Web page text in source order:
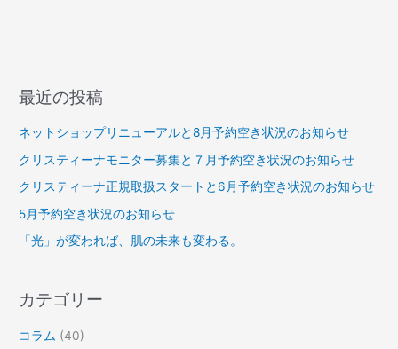
最近の投稿
ネットショップリニューアルと8月予約空き状況のお知らせ
クリスティーナモニター募集と７月予約空き状況のお知らせ
クリスティーナ正規取扱スタートと6月予約空き状況のお知らせ
5月予約空き状況のお知らせ
「光」が変われば、肌の未来も変わる。
カテゴリー
コラム (40)